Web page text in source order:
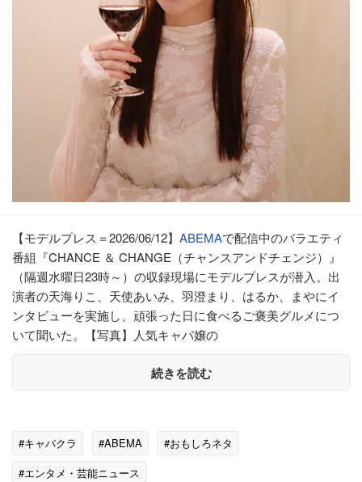
【モデルプレス＝2026/06/12】 ABEMAで配信中のバラエティ
番組『CHANCE ＆ CHANGE（チャンスアンドチェンジ）』
（隔週水曜日23時～）の収録現場にモデルプレスが潜入。出
演者の天海りこ、天使あいみ、羽澄まり、はるか、まやにイ
ンタビューを実施し、頑張った日に食べるご褒美グルメにつ
いて聞いた。【写真】人気キャバ嬢の
続きを読む
#キャバクラ #ABEMA
#おもしろネタ
#エンタメ・芸能ニュース